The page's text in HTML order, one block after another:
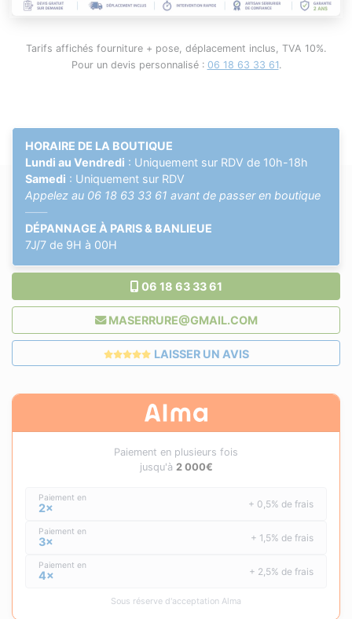
Tarifs affichés fourniture + pose, déplacement inclus, TVA 10%.
Pour un devis personnalisé : 06 18 63 33 61.
HORAIRE DE LA BOUTIQUE
Lundi au Vendredi : Uniquement sur RDV de 10h-18h
Samedi : Uniquement sur RDV
Appelez au 06 18 63 33 61 avant de passer en boutique
——
DÉPANNAGE À PARIS & BANLIEUE
7J/7 de 9H à 00H
06 18 63 33 61
MASERRURE@GMAIL.COM
LAISSER UN AVIS
Paiement en plusieurs fois
jusqu'à 2 000€
Paiement en
2× + 0,5% de frais
Paiement en
3× + 1,5% de frais
Paiement en
4× + 2,5% de frais
Sous réserve d'acceptation Alma